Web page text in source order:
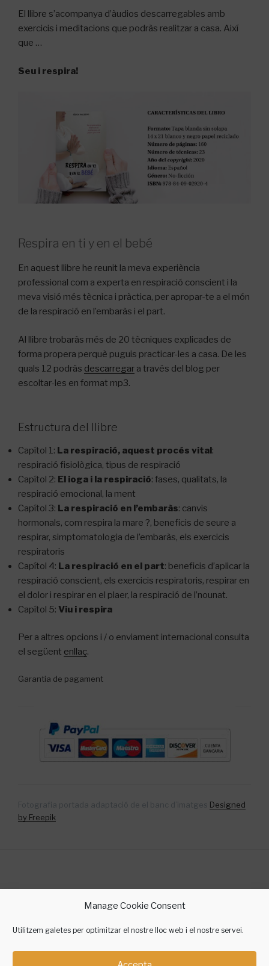
Manage Cookie Consent
Utilitzem galetes per optimitzar el nostre lloc web i el nostre servei.
El llibre s’acompanya d’àudios descarregables amb
exercicis i meditacions que podràs realitzar a casa. Així
que …
Seu i respira!
Respira en ti y en el bebé
En aquest llibre he reunit la meva experiència
professional com a experta en respiració conscient i la
meva visió més tècnica i pràctica, per apropar-te a el món
de la respiració en l’embaràs i el part.
Al llibre trobaràs més de 20 tècniques explicades de
forma propera perquè puguis practicar-les a casa. De les
quals 12 podràs descarregar a través del blog per
escoltar-les en format mp3.
Estructura del llibre
Capítol 1: La respiració, aquest procés vital:
respiració fisiològica, tipus de respiració
Capítol 2: El ioga i la respiració: fases, qualitats, la
respiració emocional, la ment
Capítol 3: La respiració en l’embaràs: canvis
hormonals, com respira la mare ?, beneficis de seure a
respirar, simptomatologia de l’embaràs, els exercicis
respiratoris
Capítol 4: La respiració en el part: beneficis d’aplicar la
respiració conscient, els exercicis respiratoris, respirar en
el dolor i respirar en el plaer, la respiració de l’nounat.
Capítol 5: Viu i respira
Per a altres opcions i / o enviament internacional consulta
el següent enllaç.
Garantia de pagament
Fotografia portada adaptació de el banc d’imatges Designed
by Freepik
contacte @ silviagallegoyoga.cat